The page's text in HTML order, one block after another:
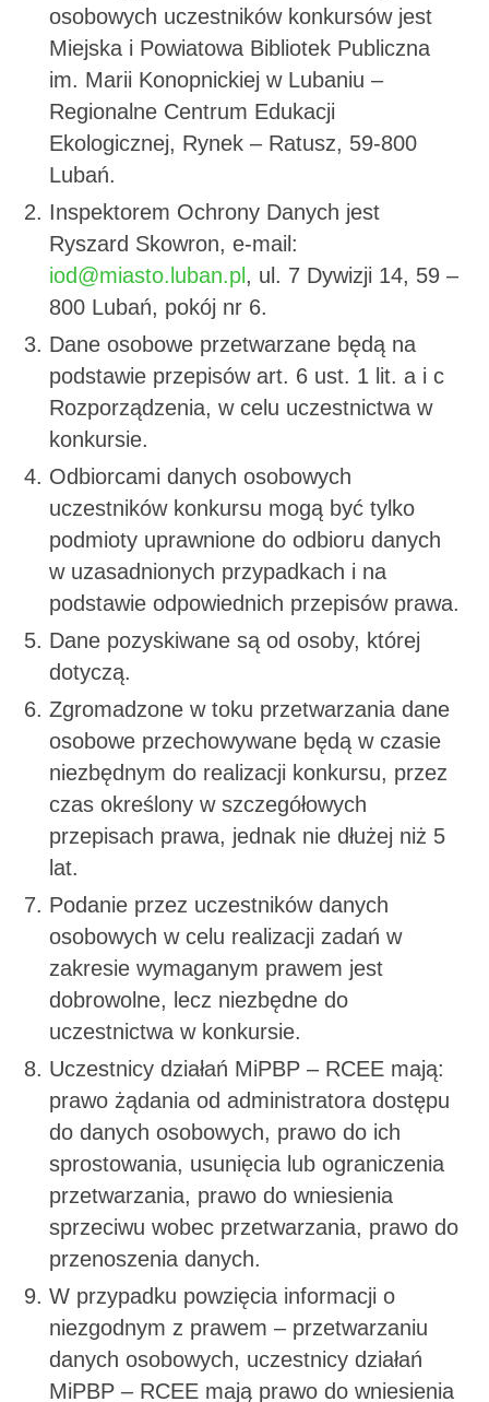
osobowych uczestników konkursów jest
Miejska i Powiatowa Bibliotek Publiczna
im. Marii Konopnickiej w Lubaniu –
Regionalne Centrum Edukacji
Ekologicznej, Rynek – Ratusz, 59-800
Lubań.
Inspektorem Ochrony Danych jest
Ryszard Skowron, e-mail:
iod@miasto.luban.pl , ul. 7 Dywizji 14, 59 –
800 Lubań, pokój nr 6.
Dane osobowe przetwarzane będą na
podstawie przepisów art. 6 ust. 1 lit. a i c
Rozporządzenia, w celu uczestnictwa w
konkursie.
Odbiorcami danych osobowych
uczestników konkursu mogą być tylko
podmioty uprawnione do odbioru danych
w uzasadnionych przypadkach i na
podstawie odpowiednich przepisów prawa.
Dane pozyskiwane są od osoby, której
dotyczą.
Zgromadzone w toku przetwarzania dane
osobowe przechowywane będą w czasie
niezbędnym do realizacji konkursu, przez
czas określony w szczegółowych
przepisach prawa, jednak nie dłużej niż 5
lat.
Podanie przez uczestników danych
osobowych w celu realizacji zadań w
zakresie wymaganym prawem jest
dobrowolne, lecz niezbędne do
uczestnictwa w konkursie.
Uczestnicy działań MiPBP – RCEE mają:
prawo żądania od administratora dostępu
do danych osobowych, prawo do ich
sprostowania, usunięcia lub ograniczenia
przetwarzania, prawo do wniesienia
sprzeciwu wobec przetwarzania, prawo do
przenoszenia danych.
W przypadku powzięcia informacji o
niezgodnym z prawem – przetwarzaniu
danych osobowych, uczestnicy działań
MiPBP – RCEE mają prawo do wniesienia